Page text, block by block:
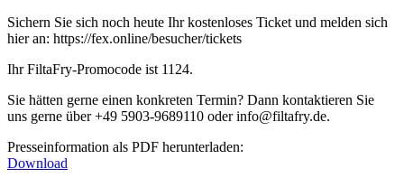
Sichern Sie sich noch heute Ihr kostenloses Ticket und melden sich
hier an: https://fex.online/besucher/tickets
Ihr FiltaFry-Promocode ist 1124.
Sie hätten gerne einen konkreten Termin? Dann kontaktieren Sie
uns gerne über +49 5903-9689110 oder info@filtafry.de.
Presseinformation als PDF herunterladen:
Download